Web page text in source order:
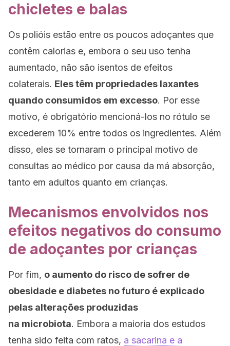
chicletes e balas
Os polióis estão entre os poucos adoçantes que
contêm calorias e, embora o seu uso tenha
aumentado, não são isentos de efeitos
colaterais. Eles têm propriedades laxantes
quando consumidos em excesso. Por esse
motivo, é obrigatório mencioná-los no rótulo se
excederem 10% entre todos os ingredientes. Além
disso, eles se tornaram o principal motivo de
consultas ao médico por causa da má absorção,
tanto em adultos quanto em crianças.
Mecanismos envolvidos nos
efeitos negativos do consumo
de adoçantes por crianças
Por fim, o aumento do risco de sofrer de
obesidade e diabetes no futuro é explicado
pelas alterações produzidas
na microbiota. Embora a maioria dos estudos
tenha sido feita com ratos, a sacarina e a